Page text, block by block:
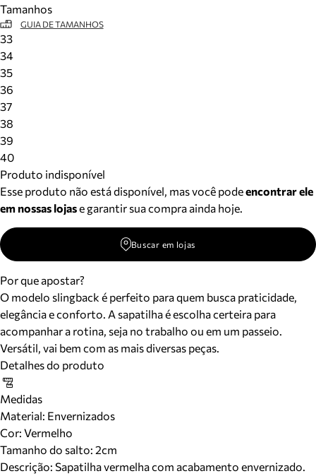
Meus pedidos
Acompanhe seus pedidos e solicite devoluções.
Tamanhos
GUIA DE TAMANHOS
33
34
35
36
37
38
39
40
Produto indisponível
Esse produto não está disponível, mas você podeencontrar ele
em nossas lojase garantir sua compra ainda hoje.
Buscar em lojas
Por que apostar?
O modelo slingback é perfeito para quem busca praticidade,
elegância e conforto. A sapatilha é escolha certeira para
acompanhar a rotina, seja no trabalho ou em um passeio.
Versátil, vai bem com as mais diversas peças.
Detalhes do produto
Medidas
Material: Envernizados
Cor: Vermelho
Tamanho do salto: 2cm
Descrição: Sapatilha vermelha com acabamento envernizado.